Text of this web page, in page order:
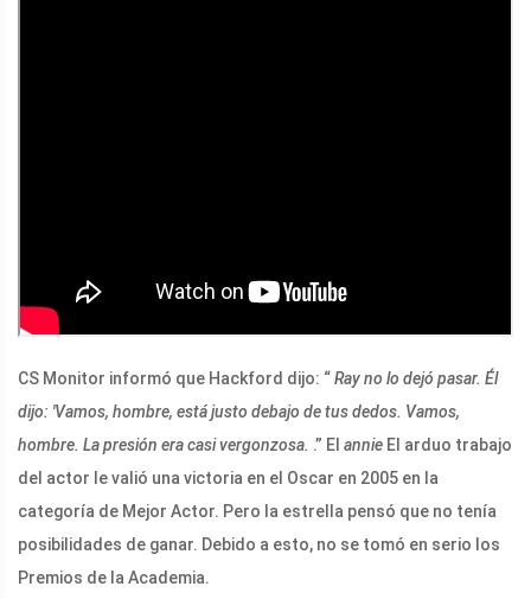
CS Monitor informó que Hackford dijo: “Ray no lo dejó pasar. Él
dijo: 'Vamos, hombre, está justo debajo de tus dedos. Vamos,
hombre. La presión era casi vergonzosa. .” El annie El arduo trabajo
del actor le valió una victoria en el Oscar en 2005 en la
categoría de Mejor Actor. Pero la estrella pensó que no tenía
posibilidades de ganar. Debido a esto, no se tomó en serio los
Premios de la Academia.